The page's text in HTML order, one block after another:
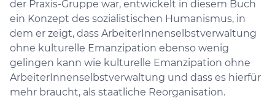
der Praxis-Gruppe war, entwickelt in diesem Buch
ein Konzept des sozialistischen Humanismus, in
dem er zeigt, dass ArbeiterInnenselbstverwaltung
ohne kulturelle Emanzipation ebenso wenig
gelingen kann wie kulturelle Emanzipation ohne
ArbeiterInnenselbstverwaltung und dass es hierfür
mehr braucht, als staatliche Reorganisation.